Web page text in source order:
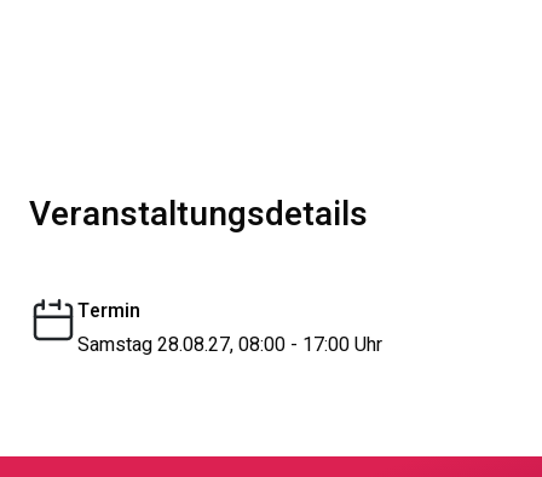
Veranstaltungsdetails
Termin
Samstag 28.08.27, 08:00 - 17:00 Uhr